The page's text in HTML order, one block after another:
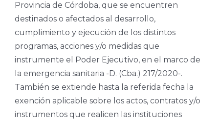
Provincia de Córdoba, que se encuentren
destinados o afectados al desarrollo,
cumplimiento y ejecución de los distintos
programas, acciones y/o medidas que
instrumente el Poder Ejecutivo, en el marco de
la emergencia sanitaria -D. (Cba.) 217/2020-.
También se extiende hasta la referida fecha la
exención aplicable sobre los actos, contratos y/o
instrumentos que realicen las instituciones